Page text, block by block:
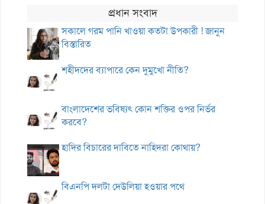
প্রধান সংবাদ
সকালে গরম পানি খাওয়া কতটা উপকারী ! জানুন
বিস্তারিত
শহীদদের ব্যাপারে কেন দুমুখো নীতি?
বাংলাদেশের ভবিষ্যৎ কোন শক্তির ওপর নির্ভর
করবে?
হাদির বিচারের দাবিতে নাহিদরা কোথায়?
বিএনপি দলটা দেউলিয়া হওয়ার পথে